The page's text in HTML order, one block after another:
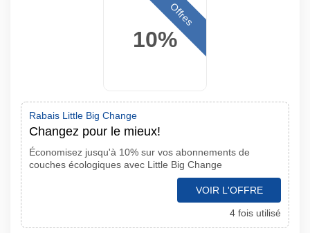
10%
Offres
Rabais Little Big Change
Changez pour le mieux!
Économisez jusqu'à 10% sur vos abonnements de
couches écologiques avec Little Big Change
VOIR L'OFFRE
4 fois utilisé